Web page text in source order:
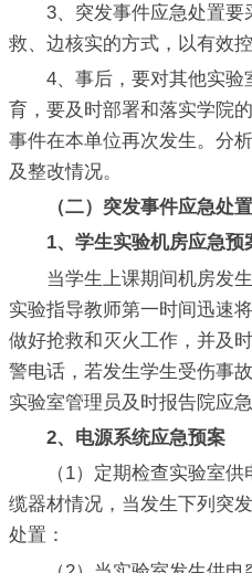
3、突发事件应急处置要
救、边核实的方式，以有效控
4、事后，要对其他实验
育，要及时部署和落实学院
事件在本单位再次发生。分
及整改情况。
（二）突发事件应急处
1、学生实验机房应急预
当学生上课期间机房发生
实验指导教师第一时间迅速
做好抢救和灭火工作，并及
警电话，若发生学生受伤事
实验室管理员及时报告院应
2、电源系统应急预案
（1）定期检查实验室供
缆器材情况，当发生下列突
处置：